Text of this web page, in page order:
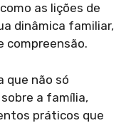
as lições de
dinâmica familiar,
compreensão.
que não só
a família,
práticos que